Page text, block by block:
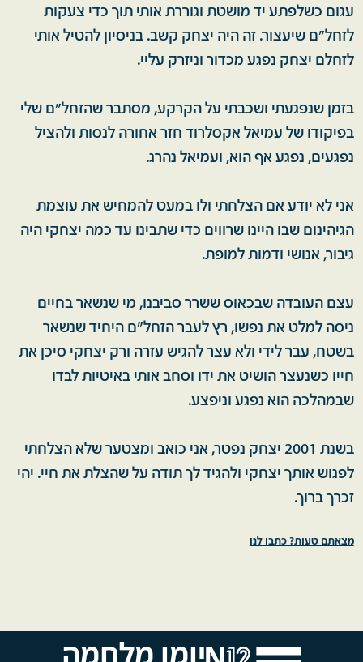
עגום כשלפתע יד מושטת וגוררת אותי תוך כדי צעקות
לזחל"ם שיעצור. זה היה יצחק קשב. בניסיון להטיל אותי
לזחלם יצחק נפגע מכדור וניזרק עליי.
בזמן שנפגעתי ושכבתי על הקרקע, מסתבר שהזחל"ם שלי
בפיקודו של עמיאל אקסלרוד חזר אחורה לנסות ולהציל
נפגעים, נפגע אף הוא, ועמיאל נהרג.
אני לא יודע אם הצלחתי ולו במעט להמחיש את עוצמת
הגיהינום שבו היינו שרווים כדי שתבינו עד כמה יצחקי היה
גיבור, אנושי ודמות למופת.
עצם העובדה שבכאוס ששרר סביבנו, מי שנשאר בחיים
ניסה למלט את נפשו, רץ לעבר הזחל"ם היחיד שנשאר
בשטח, עבר לידי ולא עצר להגיש עזרה ורק יצחקי סיכן את
חייו כשנעצר הושיט את ידו וסחב אותי באיטיות לבדו
שבמהלכה הוא נפגע וניפצע.
בשנת 2001 יצחק נפטר, אני כואב ומצטער שלא הצלחתי
לפגוש אותך יצחקי ולהגיד לך תודה על שהצלת את חיי. יהי
זכרך ברוך.
מצאתם טעות? כתבו לנו